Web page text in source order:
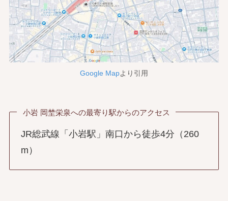
Google Mapより引用
小岩 岡埜栄泉への最寄り駅からのアクセス
JR総武線「小岩駅」南口から徒歩4分（260
m）